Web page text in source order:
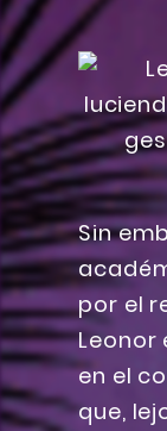
Sin
por el
Leonor
en el
que,